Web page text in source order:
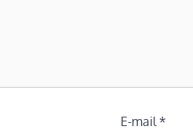
E-mail *